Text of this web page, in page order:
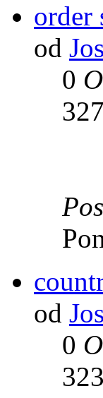
order
od
0
od
0